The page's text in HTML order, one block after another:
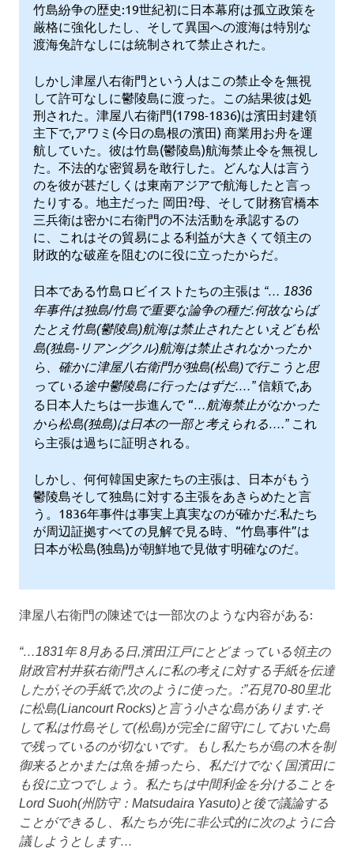
歴
史
竹島紛争の歴史:19世紀初に日本幕府は孤立政策を
厳格に強化したし、そして異国への渡海は特別な
渡海兔許なしには統制されて禁止された。
しかし津屋八右衛門という人はこの禁止令を無視
して許可なしに鬱陵島に渡った。この結果彼は処
刑された。津屋八右衛門(1798-1836)は濱田封建領
主下で,アワミ(今日の島根の濱田) 商業用お舟を運
航していた。彼は竹島(鬱陵島)航海禁止令を無視し
た。不法的な密貿易を敢行した。どんな人は言う
のを彼が甚だしくは東南アジアで航海したと言っ
たりする。地主だった 岡田?母、そして財務官橋本
三兵衛は密かに右衛門の不法活動を承認するの
に、これはその貿易による利益が大きくて領主の
財政的な破産を阻むのに役に立ったからだ。
日本である竹島ロビイストたちの主張は “… 1836
年事件は独島/竹島で重要な論争の種だ.何故ならば
たとえ竹島(鬱陵島)航海は禁止されたといえども松
島(独島-リアングクル)航海は禁止されなかったか
ら、確かに津屋八右衛門が独島(松島)で行こうと思
っている途中鬱陵島に行ったはずだ.…”信頼で,あ
る日本人たちは一歩進んで “…航海禁止がなかった
から松島(独島)は日本の一部と考えられる….”これ
ら主張は過ちに証明される。
しかし、何何韓国史家たちの主張は、日本がもう
鬱陵島そして独島に対する主張をあきらめたと言
う。1836年事件は事実上真実なのが確かだ.私たち
が周辺証拠すべての見解で見る時、“竹島事件”は
日本が松島(独島)が朝鮮地で見做す明確なのだ。
津屋八右衛門の陳述では一部次のような内容がある:
“…1831年 8月ある日,濱田江戸にとどまっている領主の
財政官村井荻右衛門さんに私の考えに対する手紙を伝達
したが,その手紙で,次のように使った。:”石見70-80里北
に松島(Liancourt Rocks)と言う小さな島があります.そ
して私は竹島そして(松島)が完全に留守にしておいた島
で残っているのが切ないです。もし私たちが島の木を制
御来るとかまたは魚を捕ったら、私だけでなく国濱田に
も役に立つでしょう。私たちは中間利金を分けることを
Lord Suoh(州防守：Matsudaira Yasuto)と後で議論する
ことができるし、私たちが先に非公式的に次のように合
議しようとします…